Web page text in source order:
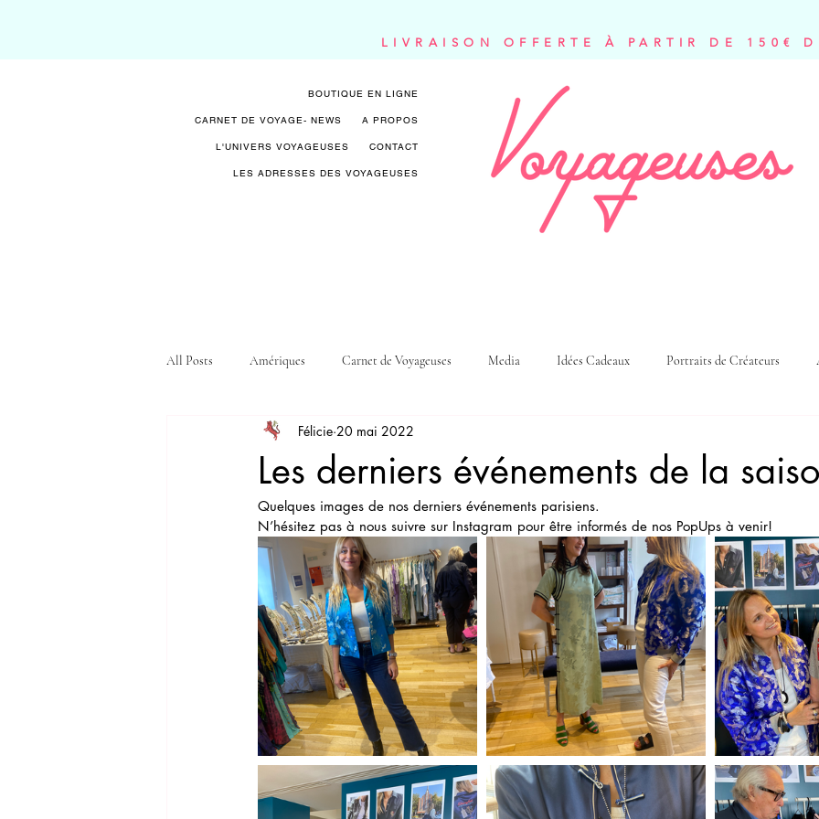
LIVRAISON OFFERTE À PARTIR DE 150€
BOUTIQUE EN LIGNE
CARNET DE VOYAGE- NEWS A PROPOS
L'UNIVERS VOYAGEUSES CONTACT
LES ADRESSES DES VOYAGEUSES
All Posts Amériques Carnet de Voyageuses Media Idées Cadeaux Portraits de Créateurs
Leçon de style Chine
Les derniers événements de la
Félicie 20 mai 2022
Quelques images de nos derniers événements parisiens.
N’hésitez pas à nous suivre sur Instagram pour être informés de nos PopUps à venir!